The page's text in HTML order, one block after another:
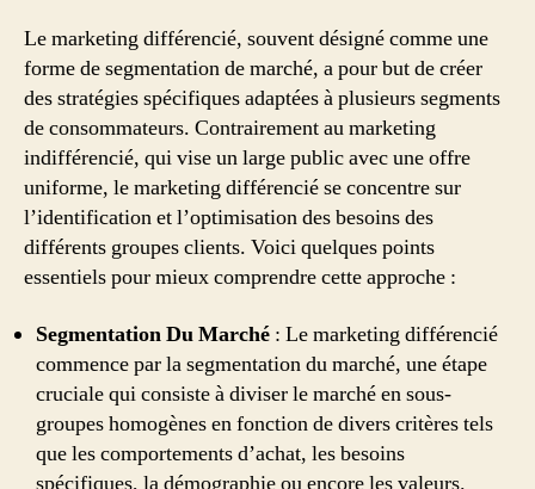
Le marketing différencié, souvent désigné comme une
forme de segmentation de marché, a pour but de créer
des stratégies spécifiques adaptées à plusieurs segments
de consommateurs. Contrairement au marketing
indifférencié, qui vise un large public avec une offre
uniforme, le marketing différencié se concentre sur
l’identification et l’optimisation des besoins des
différents groupes clients. Voici quelques points
essentiels pour mieux comprendre cette approche :
Segmentation Du Marché : Le marketing différencié
commence par la segmentation du marché, une étape
cruciale qui consiste à diviser le marché en sous-
groupes homogènes en fonction de divers critères tels
que les comportements d’achat, les besoins
spécifiques, la démographie ou encore les valeurs.